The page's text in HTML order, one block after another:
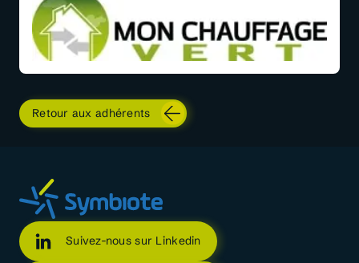
Retour aux adhérents
Suivez-nous sur Linkedin